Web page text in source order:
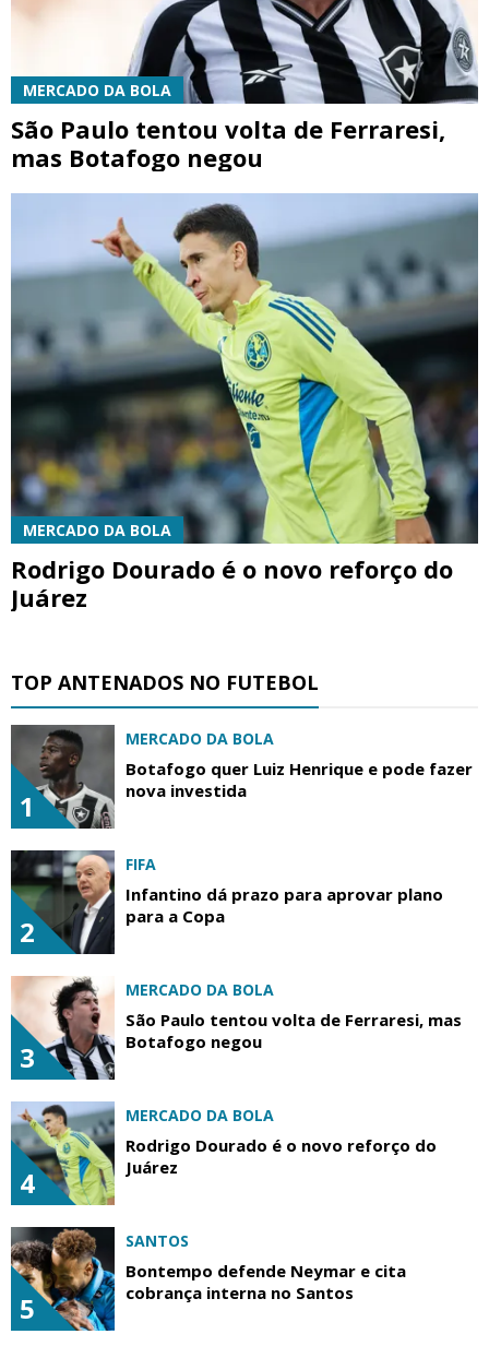
MERCADO DA BOLA
São Paulo tentou volta de Ferraresi,
mas Botafogo negou
MERCADO DA BOLA
Rodrigo Dourado é o novo reforço do
Juárez
TOP ANTENADOS NO FUTEBOL
1
MERCADO DA BOLA
Botafogo quer Luiz Henrique e pode fazer
nova investida
2
FIFA
Infantino dá prazo para aprovar plano
para a Copa
3
MERCADO DA BOLA
São Paulo tentou volta de Ferraresi, mas
Botafogo negou
4
MERCADO DA BOLA
Rodrigo Dourado é o novo reforço do
Juárez
5
SANTOS
Bontempo defende Neymar e cita
cobrança interna no Santos